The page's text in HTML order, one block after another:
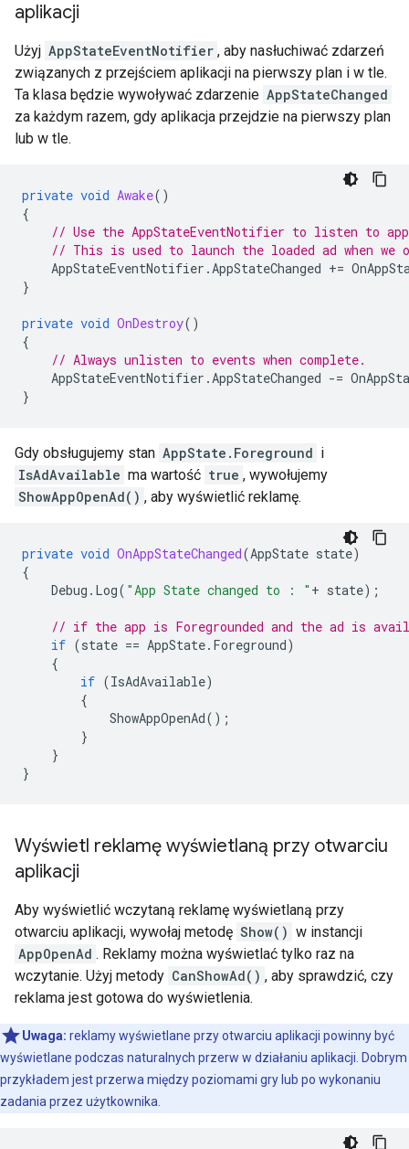
aplikacji
Użyj AppStateEventNotifier , aby nasłuchiwać zdarzeń
związanych z przejściem aplikacji na pierwszy plan i w tle.
Ta klasa będzie wywoływać zdarzenie AppStateChanged
za każdym razem, gdy aplikacja przejdzie na pierwszy plan
lub w tle.
private void Awake()
{
// Use the AppStateEventNotifier to listen to
// This is used to launch the loaded ad when we
AppStateEventNotifier .AppStateChanged +=
}
private void OnDestroy()
{
// Always unlisten to events when complete.
AppStateEventNotifier .AppStateChanged -=
}
Gdy obsługujemy stan AppState.Foreground i
IsAdAvailable ma wartość true , wywołujemy
ShowAppOpenAd() , aby wyświetlić reklamę.
private void OnAppStateChanged(AppState state)
{
Debug . Log( "App State changed to : " + state);
// if the app is Foregrounded and the ad is
if (state == AppState. Foreground)
{
if (IsAdAvailable)
{
ShowAppOpenAd();
}
}
}
Wyświetl reklamę wyświetlaną przy otwarciu
aplikacji
Aby wyświetlić wczytaną reklamę wyświetlaną przy
otwarciu aplikacji, wywołaj metodę Show() w instancji
AppOpenAd . Reklamy można wyświetlać tylko raz na
wczytanie. Użyj metody CanShowAd() , aby sprawdzić, czy
reklama jest gotowa do wyświetlenia.
Uwaga: reklamy wyświetlane przy otwarciu aplikacji powinny być
wyświetlane podczas naturalnych przerw w działaniu aplikacji. Dobrym
przykładem jest przerwa między poziomami gry lub po wykonaniu
zadania przez użytkownika.